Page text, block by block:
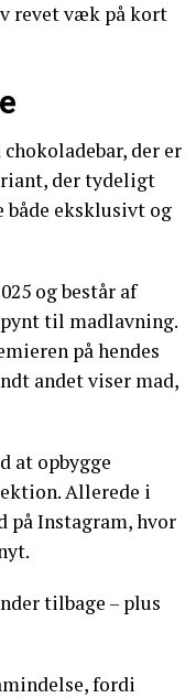
revet væk på kort
der er
der tydeligt
både eksklusivt og
og består af
til madlavning.
på hendes
andet viser mad,
at opbygge
Allerede i
på Instagram, hvor
tilbage – plus
fordi